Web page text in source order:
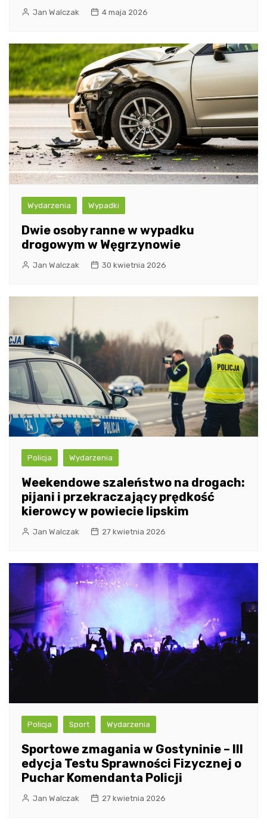
Jan Walczak 4 maja 2026
Wydarzenia Wypadki
Dwie osoby ranne w wypadku
drogowym w Węgrzynowie
Jan Walczak 30 kwietnia 2026
Policja Wydarzenia
Weekendowe szaleństwo na drogach:
pijani i przekraczający prędkość
kierowcy w powiecie lipskim
Jan Walczak 27 kwietnia 2026
Policja Sport Wydarzenia
Sportowe zmagania w Gostyninie – III
edycja Testu Sprawności Fizycznej o
Puchar Komendanta Policji
Jan Walczak 27 kwietnia 2026